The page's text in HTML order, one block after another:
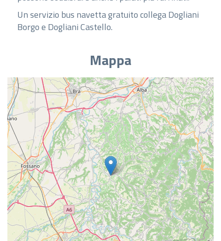
Un servizio bus navetta gratuito collega Dogliani
Borgo e Dogliani Castello.
Mappa